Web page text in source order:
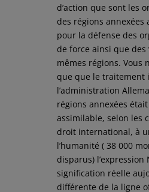
d’action que sont les
des régions annexées
pour la défense des
de force ainsi que des
mêmes régions. Vous
que que le traitement
l’administration
régions annexées
assimilable, selon les
droit international, à
l’humanité ( 38 000
disparus)
signification réelle
différente de la ligne